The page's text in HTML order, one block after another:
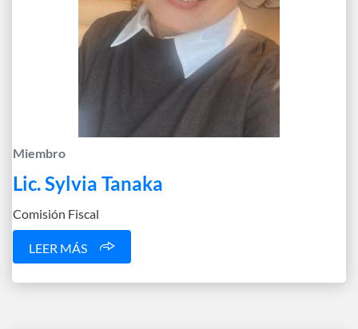
Miembro
Lic. Sylvia Tanaka
Comisión Fiscal
LEER MÁS